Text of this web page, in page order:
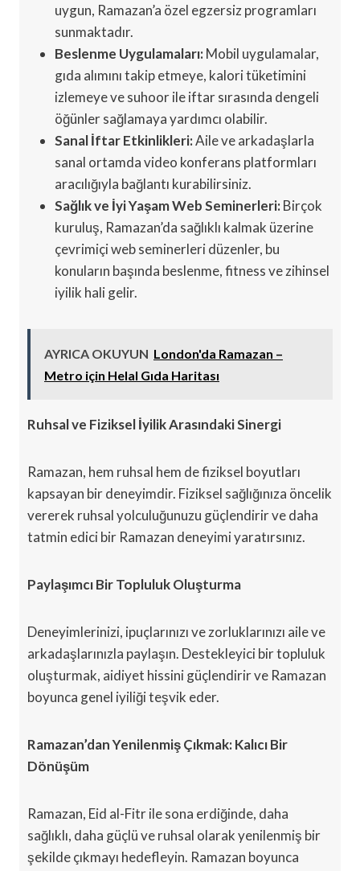
uygun, Ramazan’a özel egzersiz programları
sunmaktadır.
Beslenme Uygulamaları:Mobil uygulamalar,
gıda alımını takip etmeye, kalori tüketimini
izlemeye ve suhoor ile iftar sırasında dengeli
öğünler sağlamaya yardımcı olabilir.
Sanal İftar Etkinlikleri:Aile ve arkadaşlarla
sanal ortamda video konferans platformları
aracılığıyla bağlantı kurabilirsiniz.
Sağlık ve İyi Yaşam Web Seminerleri:Birçok
kuruluş, Ramazan’da sağlıklı kalmak üzerine
çevrimiçi web seminerleri düzenler, bu
konuların başında beslenme, fitness ve zihinsel
iyilik hali gelir.
AYRICA OKUYUN London'da Ramazan –
Metro için Helal Gıda Haritası
Ruhsal ve Fiziksel İyilik Arasındaki Sinergi
Ramazan, hem ruhsal hem de fiziksel boyutları
kapsayan bir deneyimdir. Fiziksel sağlığınıza öncelik
vererek ruhsal yolculuğunuzu güçlendirir ve daha
tatmin edici bir Ramazan deneyimi yaratırsınız.
Paylaşımcı Bir Topluluk Oluşturma
Deneyimlerinizi, ipuçlarınızı ve zorluklarınızı aile ve
arkadaşlarınızla paylaşın. Destekleyici bir topluluk
oluşturmak, aidiyet hissini güçlendirir ve Ramazan
boyunca genel iyiliği teşvik eder.
Ramazan’dan Yenilenmiş Çıkmak: Kalıcı Bir
Dönüşüm
Ramazan, Eid al-Fitr ile sona erdiğinde, daha
sağlıklı, daha güçlü ve ruhsal olarak yenilenmiş bir
şekilde çıkmayı hedefleyin. Ramazan boyunca